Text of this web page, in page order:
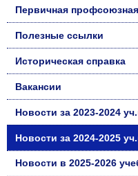
Первичная
Полезные ссылки
Историческая справка
Вакансии
Новости за 2023-2024
Новости за 2024-2025
Новости в 2025-2026